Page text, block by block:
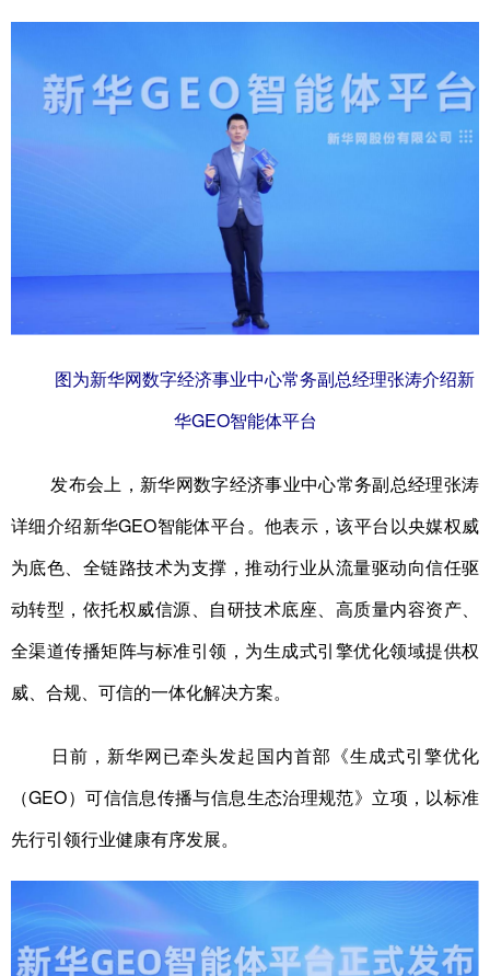
图为新华网数字经济事业中心常务副总经理张涛介绍新
华GEO智能体平台
发布会上，新华网数字经济事业中心常务副总经理张涛
详细介绍新华GEO智能体平台。他表示，该平台以央媒权威
为底色、全链路技术为支撑，推动行业从流量驱动向信任驱
动转型，依托权威信源、自研技术底座、高质量内容资产、
全渠道传播矩阵与标准引领，为生成式引擎优化领域提供权
威、合规、可信的一体化解决方案。
日前，新华网已牵头发起国内首部《生成式引擎优化
（GEO）可信信息传播与信息生态治理规范》立项，以标准
先行引领行业健康有序发展。